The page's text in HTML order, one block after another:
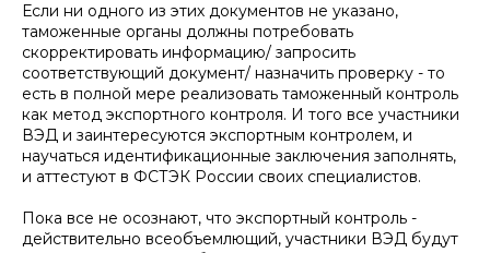
Если ни одного из этих документов не указано,
таможенные органы должны потребовать
скорректировать информацию/ запросить
соответствующий документ/ назначить проверку - то
есть в полной мере реализовать таможенный контроль
как метод экспортного контроля. И того все участники
ВЭД и заинтересуются экспортным контролем, и
научаться идентификационные заключения заполнять,
и аттестуют в ФСТЭК России своих специалистов.
Пока все не осознают, что экспортный контроль -
действительно всеобъемлющий, участники ВЭД будут